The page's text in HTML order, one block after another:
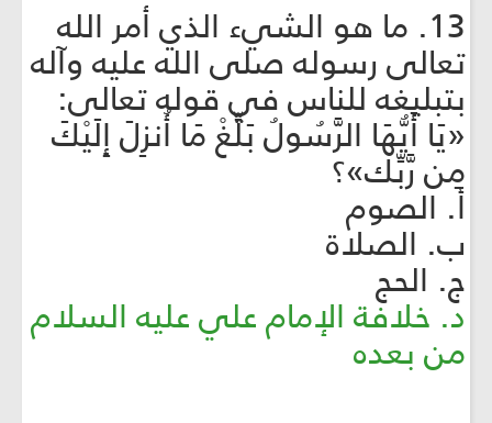
13. ما هو الشيء الذي أمر الله
تعالى رسوله صلى الله عليه وآله
بتبليغه للناس في قوله تعالى:
«يَا أَيُّهَا الرَّسُولُ بَلِّغْ مَا أُنزِلَ إِلَيْكَ
مِن رَّبِّك»؟
أ. الصوم
ب. الصلاة
ج. الحج
د. خلافة الإمام علي عليه السلام
من بعده